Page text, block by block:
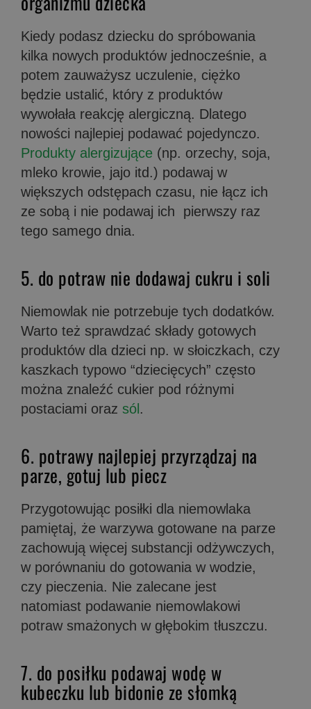
Kiedy podasz dziecku do spróbowania
kilka nowych produktów jednocześnie, a
potem zauważysz uczulenie, ciężko
będzie ustalić, który z produktów
wywołała reakcję alergiczną. Dlatego
nowości najlepiej podawać pojedynczo.
Produkty alergizujące (np. orzechy, soja,
mleko krowie, jajo itd.) podawaj w
większych odstępach czasu, nie łącz ich
ze sobą i nie podawaj ich pierwszy raz
tego samego dnia.
5. do potraw nie dodawaj cukru i soli
Niemowlak nie potrzebuje tych dodatków.
Warto też sprawdzać składy gotowych
produktów dla dzieci np. w słoiczkach, czy
kaszkach typowo “dziecięcych” często
można znaleźć cukier pod różnymi
postaciami oraz sól .
6. potrawy najlepiej przyrządzaj na
parze, gotuj lub piecz
Przygotowując posiłki dla niemowlaka
pamiętaj, że warzywa gotowane na parze
zachowują więcej substancji odżywczych,
w porównaniu do gotowania w wodzie,
czy pieczenia. Nie zalecane jest
natomiast podawanie niemowlakowi
potraw smażonych w głębokim tłuszczu.
7. do posiłku podawaj wodę w
kubeczku lub bidonie ze słomką